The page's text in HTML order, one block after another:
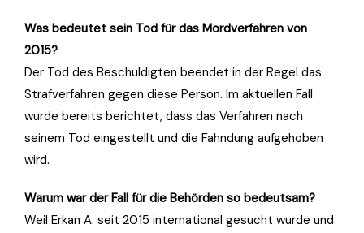
Was bedeutet sein Tod für das Mordverfahren von
2015?
Der Tod des Beschuldigten beendet in der Regel das
Strafverfahren gegen diese Person. Im aktuellen Fall
wurde bereits berichtet, dass das Verfahren nach
seinem Tod eingestellt und die Fahndung aufgehoben
wird.
Warum war der Fall für die Behörden so bedeutsam?
Weil Erkan A. seit 2015 international gesucht wurde und